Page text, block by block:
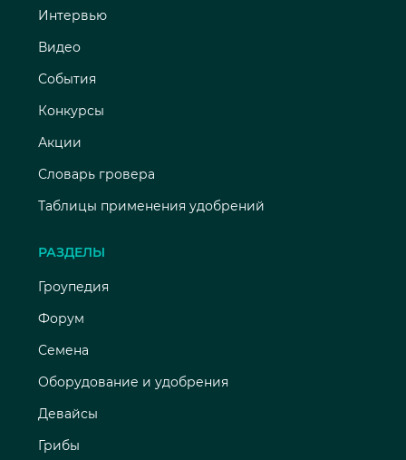
Интервью
Видео
События
Конкурсы
Акции
Словарь гровера
Таблицы применения удобрений
РАЗДЕЛЫ
Гроупедия
Форум
Семена
Оборудование и удобрения
Девайсы
Грибы